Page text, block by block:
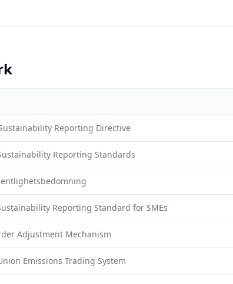
Reporting Directive
Reporting Standards
Reporting Standard for SMEs
Adjustment Mechanism
Emissions Trading System